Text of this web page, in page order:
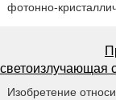
фотонно-
светоизлучающая
Изобретение